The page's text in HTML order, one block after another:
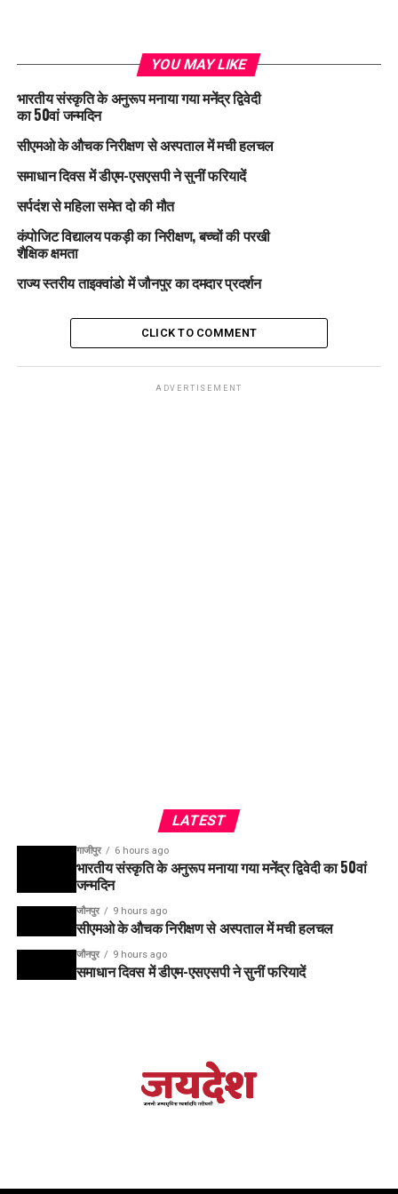
YOU MAY LIKE
भारतीय संस्कृति के अनुरूप मनाया गया मनेंद्र द्विवेदी
का 50वां जन्मदिन
सीएमओ के औचक निरीक्षण से अस्पताल में मची हलचल
समाधान दिवस में डीएम-एसएसपी ने सुनीं फरियादें
सर्पदंश से महिला समेत दो की मौत
कंपोजिट विद्यालय पकड़ी का निरीक्षण, बच्चों की परखी
शैक्षिक क्षमता
राज्य स्तरीय ताइक्वांडो में जौनपुर का दमदार प्रदर्शन
CLICK TO COMMENT
ADVERTISEMENT
LATEST
गाजीपुर 6 hours ago
भारतीय संस्कृति के अनुरूप मनाया गया मनेंद्र द्विवेदी का 50वां
जन्मदिन
जौनपुर 9 hours ago
सीएमओ के औचक निरीक्षण से अस्पताल में मची हलचल
जौनपुर 9 hours ago
समाधान दिवस में डीएम-एसएसपी ने सुनीं फरियादें